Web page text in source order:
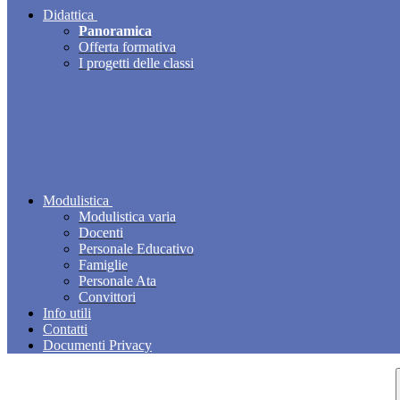
Didattica
Panoramica
Offerta formativa
I progetti delle classi
Modulistica
Modulistica varia
Docenti
Personale Educativo
Famiglie
Personale Ata
Convittori
Info utili
Contatti
Documenti Privacy